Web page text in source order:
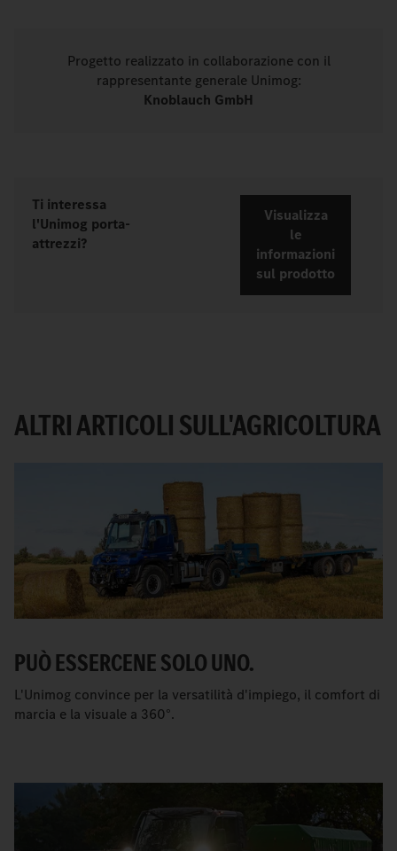
Progetto realizzato in collaborazione con il
rappresentante generale Unimog:
Knoblauch GmbH
Ti interessa
l'Unimog porta-
attrezzi?
Visualizza
le
informazioni
sul prodotto
ALTRI ARTICOLI SULL'AGRICOLTURA
PUÒ ESSERCENE SOLO UNO.
L'Unimog convince per la versatilità d'impiego, il comfort di
marcia e la visuale a 360°.